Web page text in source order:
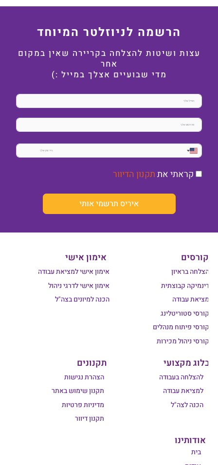
הרשמה לניוזלטר המיוחד
עצות ושיטות להצלחה בקריירה שאין במקום
אחר
מדי שבועיים אצלך במייל :)
United
States
+1
קראתי אתתקנון הדיוור
איריס תרשמי אותי
קורסים
הצלחה בראיון
דינמיקה קבוצתית
מציאת עבודה
קורסי סטוריטלינג
קורסי פיתוח מנהלים
קורסי ניהול מכירות
אימון אישי
אימון אישי למציאת עבודה
אימון אישי לדרגי ניהול
הכנה למיונים בצה"ל
בלוג מקצועי
להצלחה בעבודה
למציאת עבודה
הכנה לצה"ל
תקנונים
הצהרת נגישות
תקנון שימוש באתר
מדיניות פרטיות
תקנון דיוור
אודותינו
בית